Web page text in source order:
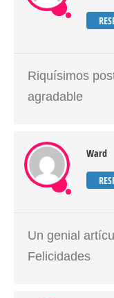
Riquísimos
agradable
Ward
Un genial
Felicidades